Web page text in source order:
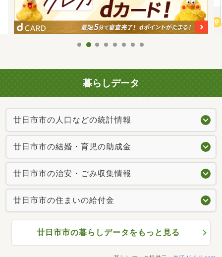
暮らしデータ
廿日市市の人口などの統計情報
廿日市市の結婚・育児の助成金
廿日市市の治安・ごみ収集情報
廿日市市の住まいの給付金
廿日市市の暮らしデータをもっと見る